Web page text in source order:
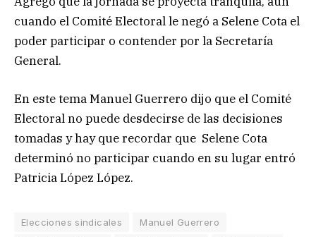
cuando el Comité Electoral le negó a Selene Cota el
poder participar o contender por la Secretaría
General.
En este tema Manuel Guerrero dijo que el Comité
Electoral no puede desdecirse de las decisiones
tomadas y hay que recordar que Selene Cota
determinó no participar cuando en su lugar entró
Patricia López López.
Elecciones sindicales
Manuel Guerrero